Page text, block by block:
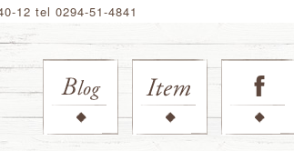
12 tel 0294-51-4841